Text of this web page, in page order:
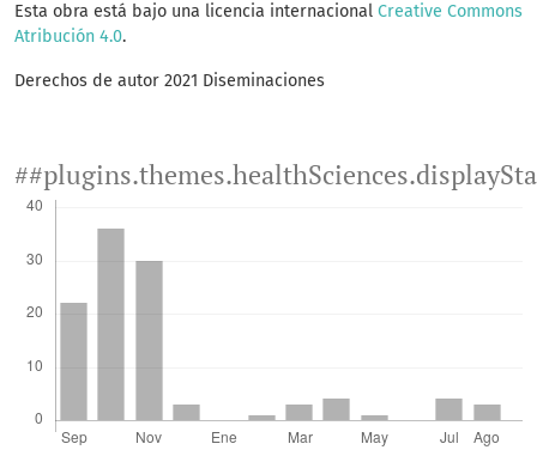
Esta obra está bajo una licencia internacional Creative Commons
Atribución 4.0.
Derechos de autor 2021 Diseminaciones